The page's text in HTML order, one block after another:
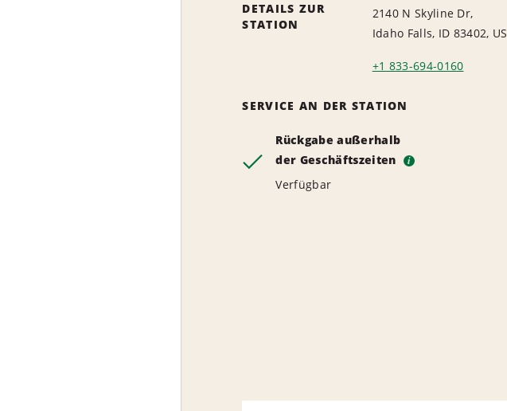
DETAILS ZUR
STATION
2140 N Skyline Dr,
Idaho Falls, ID 83402, US
+1 833-694-0160
SERVICE AN DER STATION
Rückgabe außerhalb
der Geschäftszeiten
i
Verfügbar